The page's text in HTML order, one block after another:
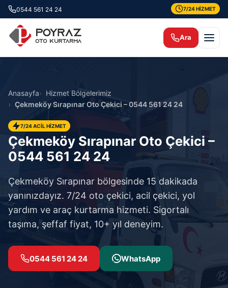
0544 561 24 24 7/24 HİZMET
Ara
Anasayfa
Hizmet Bölgelerimiz
Çekmeköy Sırapınar Oto Çekici – 0544 561 24 24
7/24 ACİL HİZMET
Çekmeköy Sırapınar Oto Çekici –
0544 561 24 24
Çekmeköy Sırapınar bölgesinde 15 dakikada
yanınızdayız. 7/24 oto çekici, acil çekici, yol
yardım ve araç kurtarma hizmeti. Sigortalı
taşıma, şeffaf fiyat, 10+ yıl deneyim.
0544 561 24 24 WhatsApp